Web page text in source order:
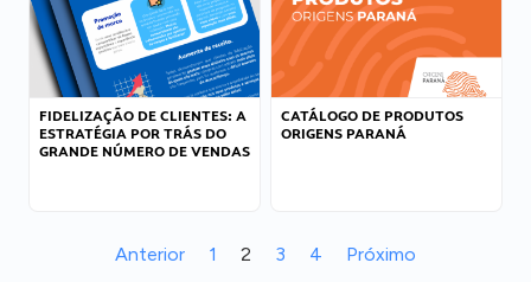
FIDELIZAÇÃO DE CLIENTES: A
ESTRATÉGIA POR TRÁS DO
GRANDE NÚMERO DE VENDAS
CATÁLOGO DE PRODUTOS
ORIGENS PARANÁ
Anterior 1 2 3 4 Próximo